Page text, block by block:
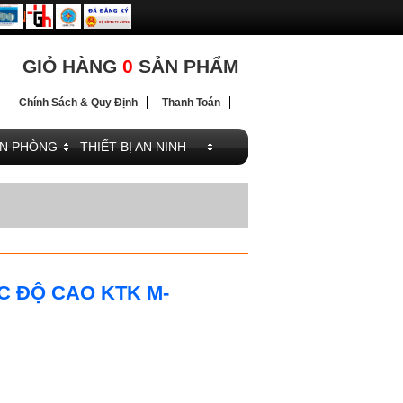
GIỎ HÀNG 0 SẢN PHẨM
Chính Sách & Quy Định Thanh Toán
PHÒNG THIẾT BỊ AN NINH
ĐỘ CAO KTK M-